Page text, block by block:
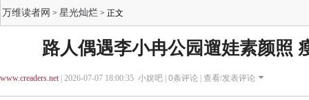
万维读者网 > 星光灿烂 > 正文
路人偶遇李小冉公园遛娃素颜照
www.creaders.net| 2026-07-07 18:00:35 小娱吧 | 0条评论 | 查看/发表评论